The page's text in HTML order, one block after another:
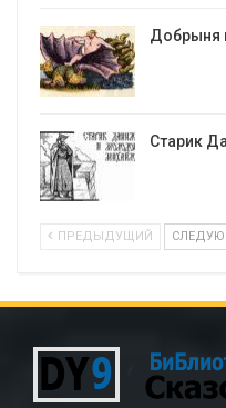
Добрыня
Старик
ПРЕДЫДУЩИЙ